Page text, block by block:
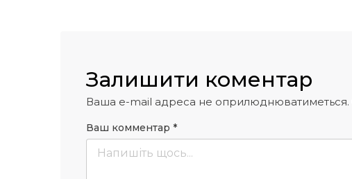
Залишити коментар
Ваша e-mail адреса не оприлюднюватиметься.
Ваш комментар *